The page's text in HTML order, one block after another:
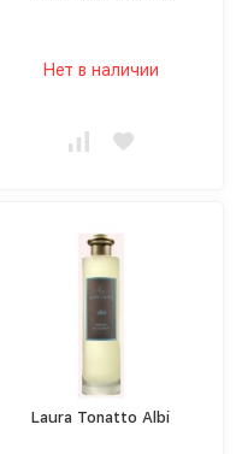
Нет в наличии
Laura Tonatto Albi